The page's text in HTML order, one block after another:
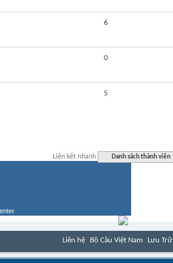
6
0
5
Liên kết nhanh Danh sách thành viên
Liên hệ Bồ Câu Việt Nam Lưu Trữ